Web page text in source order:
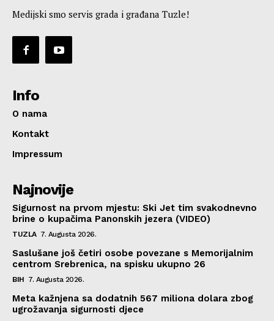
Medijski smo servis grada i građana Tuzle!
Info
O nama
Kontakt
Impressum
Najnovije
Sigurnost na prvom mjestu: Ski Jet tim svakodnevno
brine o kupačima Panonskih jezera (VIDEO)
TUZLA 7. Augusta 2026.
Saslušane još četiri osobe povezane s Memorijalnim
centrom Srebrenica, na spisku ukupno 26
BIH 7. Augusta 2026.
Meta kažnjena sa dodatnih 567 miliona dolara zbog
ugrožavanja sigurnosti djece